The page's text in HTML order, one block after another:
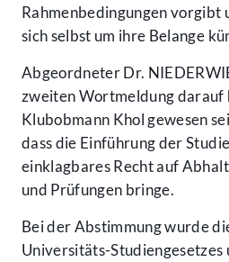
Accessibility Menu
Rahmenbedingungen vorgibt
sich selbst um ihre Belange
Abgeordneter Dr.
zweiten Wortmeldung darauf
Klubobmann Khol gewesen
dass die Einführung der
einklagbares Recht auf
und Prüfungen bringe.
Bei der Abstimmung wurde
Universitäts-Studiengesetzes